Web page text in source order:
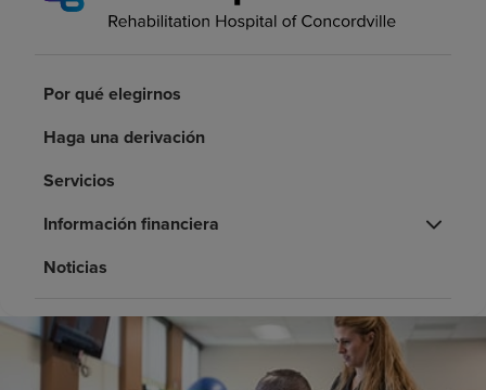
e
Recursos de salud
Por qué elegirnos
Haga una derivación
Servicios
Información financiera
Noticias